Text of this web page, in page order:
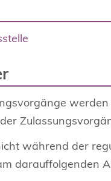
während der
darauffolgenden